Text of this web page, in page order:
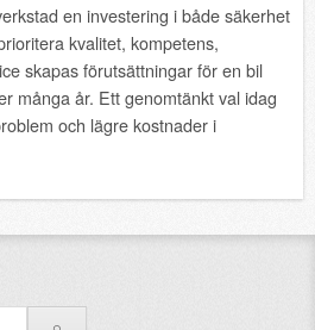
en investering i både säkerhet
kvalitet, kompetens,
skapas förutsättningar för en bil
många år. Ett genomtänkt val idag
och lägre kostnader i